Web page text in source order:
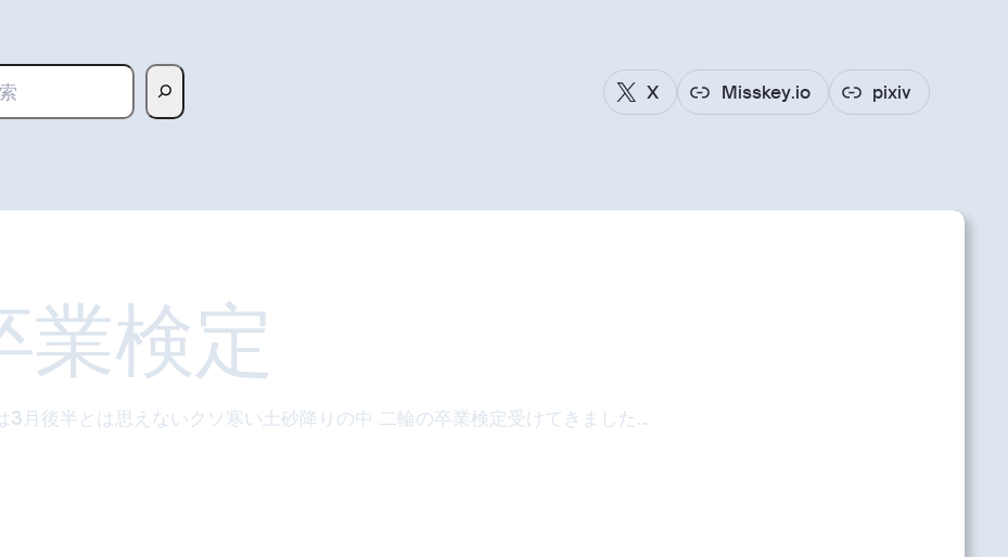
X Misskey.io pixiv
業検定
3月後半とは思えないクソ寒い土砂降りの中 二輪の卒業検定受けてきました…